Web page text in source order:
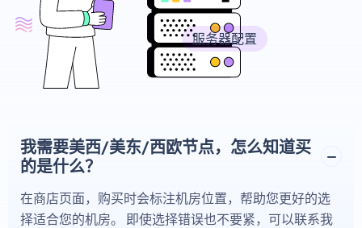
服务器配置
我需要美西/美东/西欧节点，怎么知道买
的是什么？
在商店页面，购买时会标注机房位置，帮助您更好的选
择适合您的机房。 即使选择错误也不要紧，可以联系我